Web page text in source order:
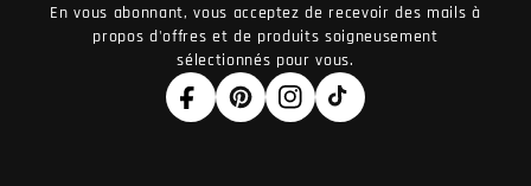
En vous abonnant, vous acceptez de recevoir des mails à
propos d'offres et de produits soigneusement
sélectionnés pour vous.
FacebookPinterestInstagram
TikTok